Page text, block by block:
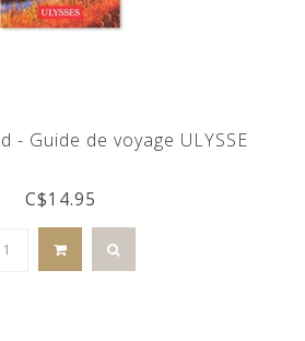
- Guide de voyage ULYSSE
C$14.95